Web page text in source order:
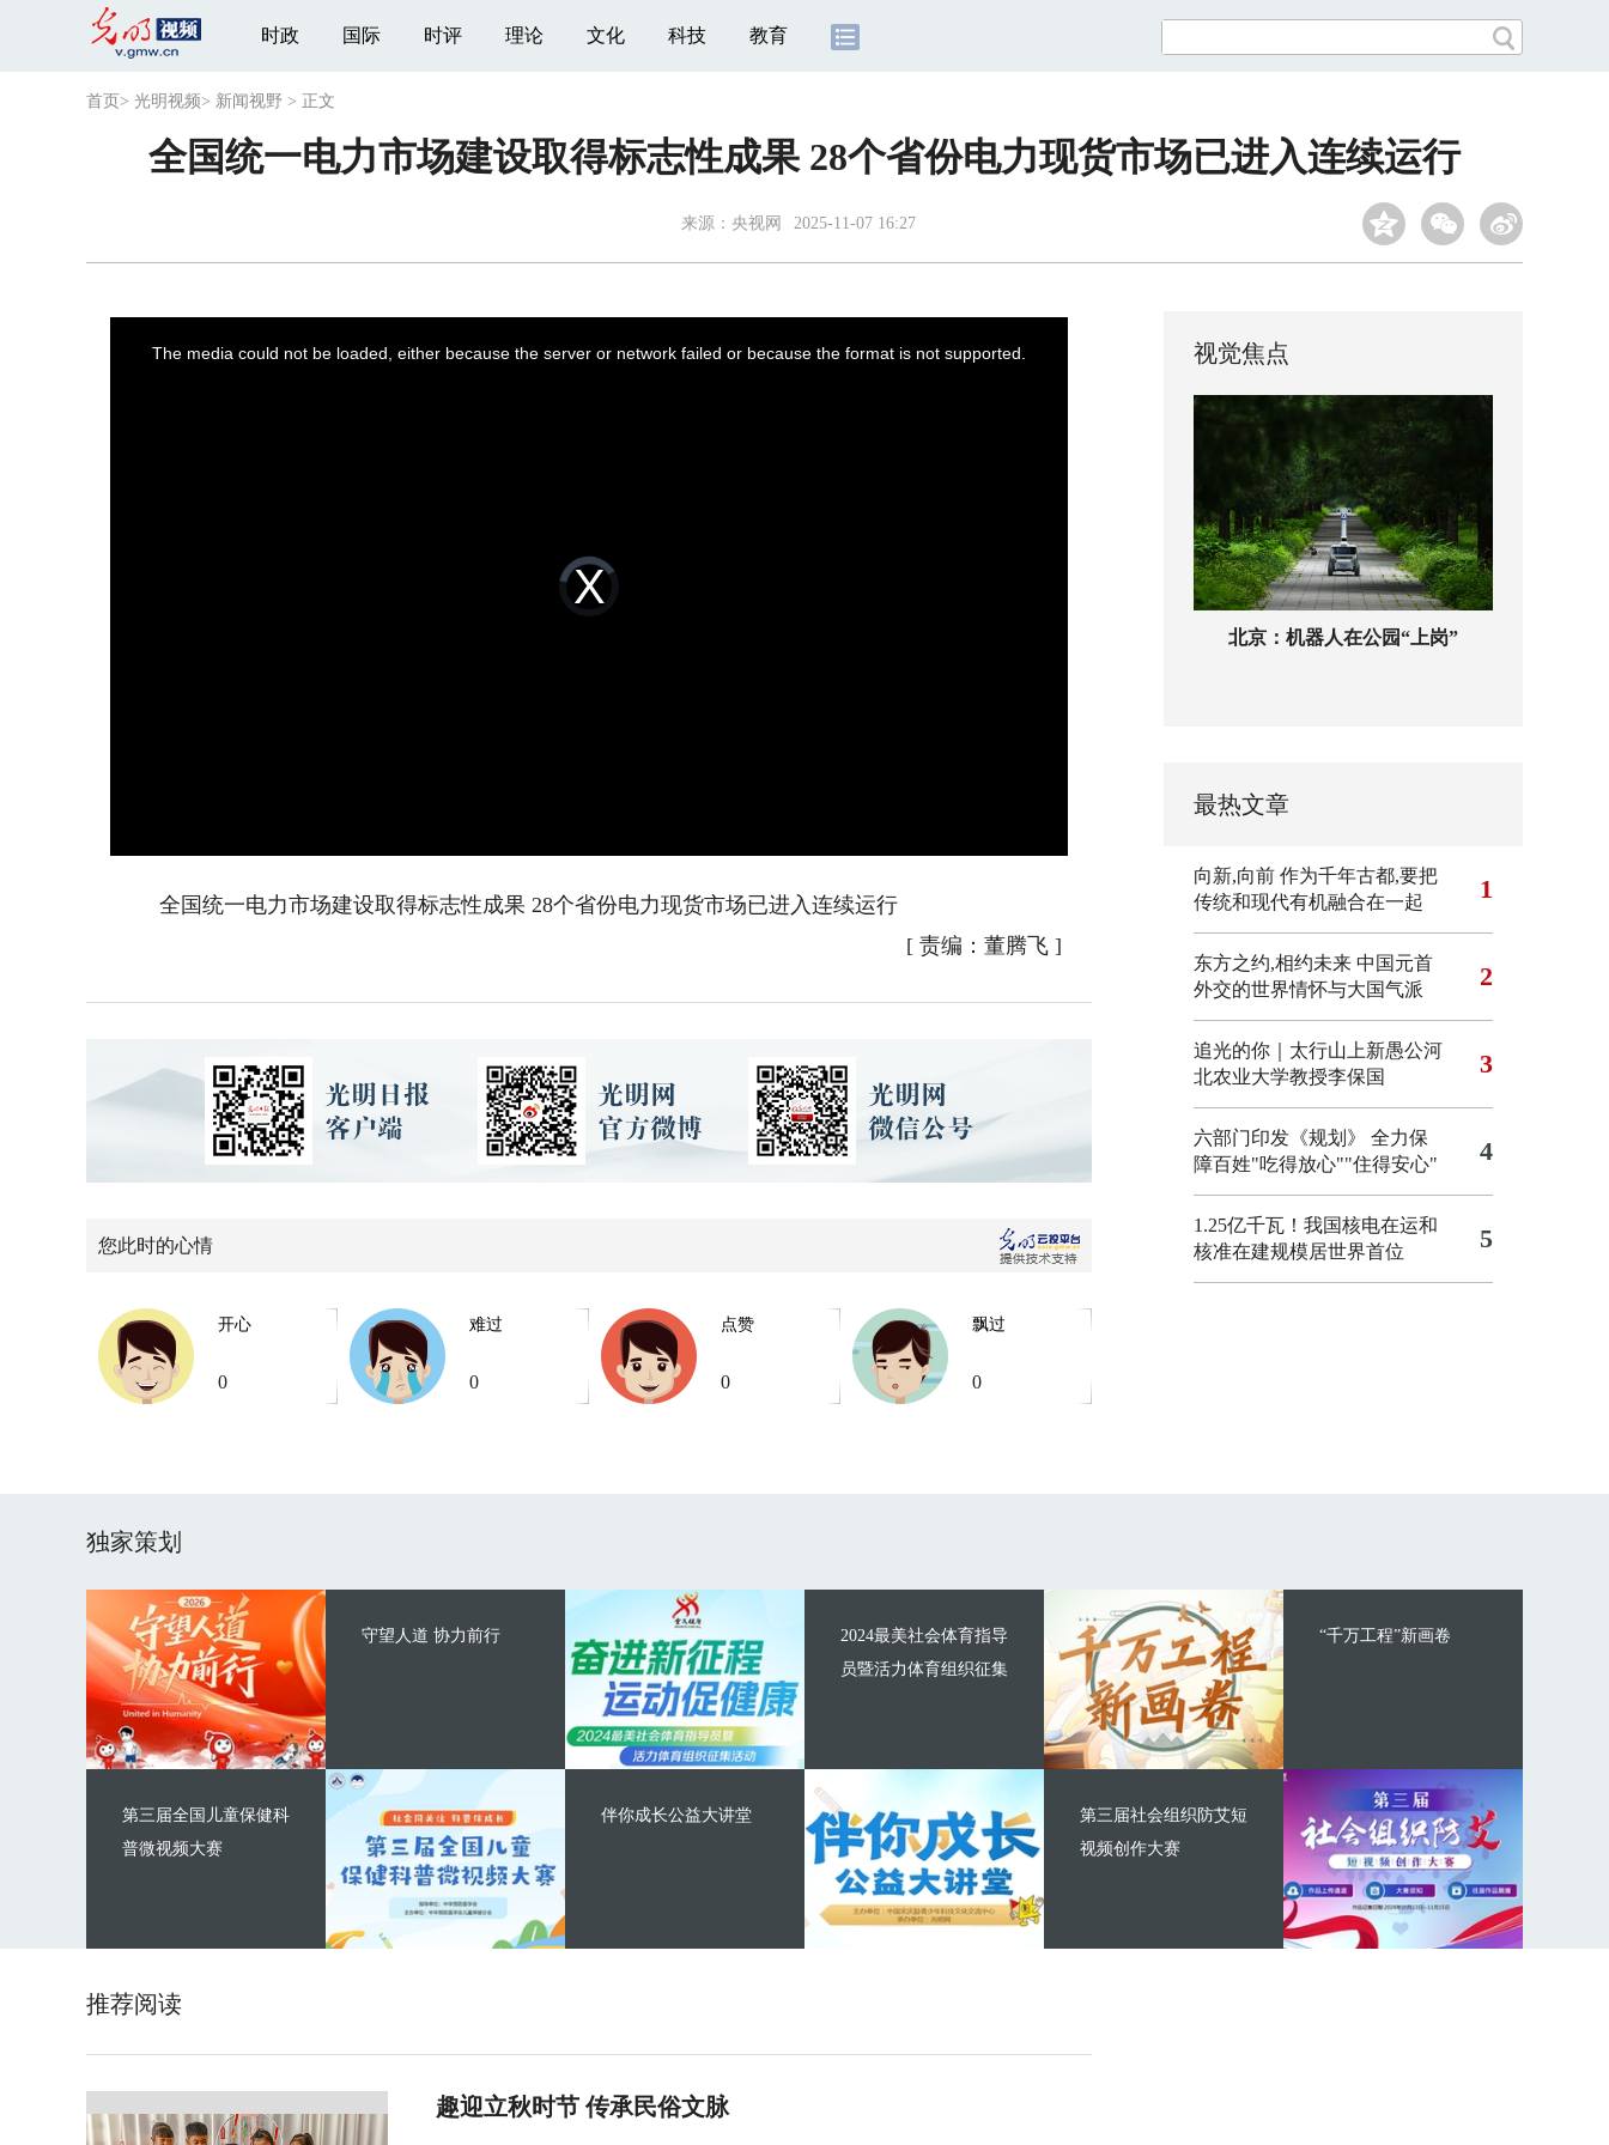
时政 国际 时评 理论 文化 科技 教育
首页 > 光明视频> 新闻视野 > 正文
全国统一电力市场建设取得标志性成果 28个省份电力现货市场已进入连续运行
来源： 央视网 2025-11-07 16:27
Video
Player
loading.
The media could not be loaded, either because the server or network failed or because the format is not supported.
全国统一电力市场建设取得标志性成果 28个省份电力现货市场已进入连续运行
[ 责编：董腾飞 ]
您此时的心情
开心
0
难过
0
点赞
0
飘过
0
视觉焦点
北京：机器人在公园“上岗”
最热文章
向新,向前 作为千年古都,要把
传统和现代有机融合在一起
1
东方之约,相约未来 中国元首
外交的世界情怀与大国气派
2
追光的你｜太行山上新愚公河
北农业大学教授李保国
3
六部门印发《规划》 全力保
障百姓"吃得放心""住得安心"
4
1.25亿千瓦！我国核电在运和
核准在建规模居世界首位
5
独家策划
守望人道 协力前行
第三届全国儿童保健科
普微视频大赛
2024最美社会体育指导
员暨活力体育组织征集
伴你成长公益大讲堂
“千万工程”新画卷
第三届社会组织防艾短
视频创作大赛
推荐阅读
趣迎立秋时节 传承民俗文脉